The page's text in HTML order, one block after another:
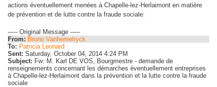
actions éventuellement menées à Chapelle-lez-Herlaimont en matière
de prévention et de lutte contre la fraude sociale:
----- Original Message -----
From: Bruno Vanhemelryck
To: Patricia Leonard
Sent: Saturday, October 04, 2014 4:24 PM
Subject: Fw: M. Karl DE VOS, Bourgmestre - demande de
renseignements concernant les démarches éventuellement entreprises
à Chapelle-lez-Herlaimont dans la prévention et la lutte contre la fraude
sociale